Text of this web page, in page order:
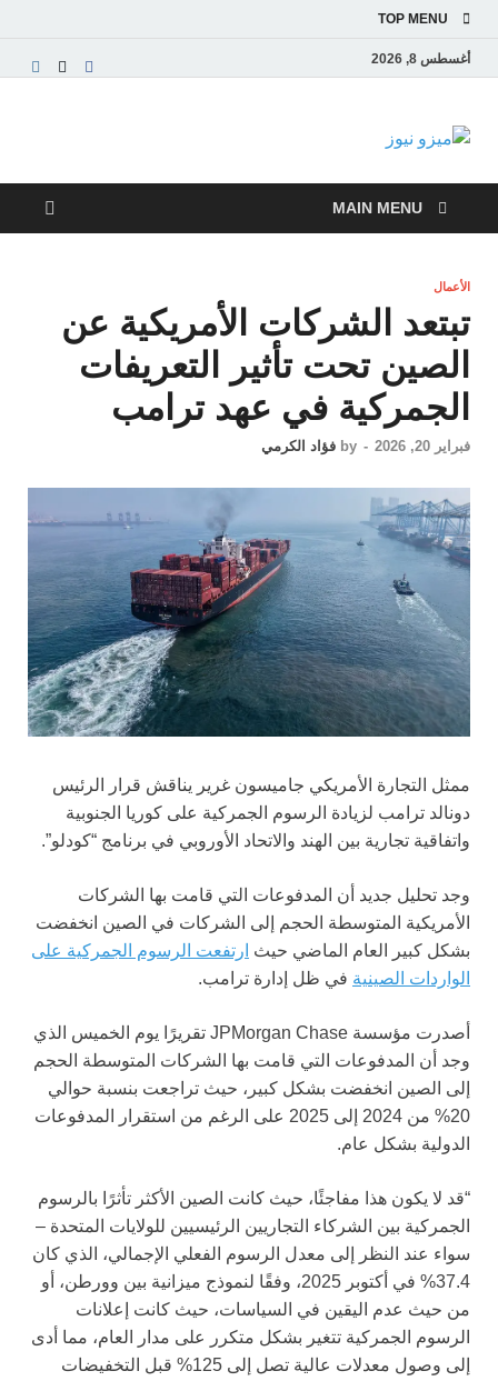
TOP MENU
أغسطس 8, 2026
ميزو نيوز
والاقتصادية
MAIN MENU
الأعمال
تبتعد الشركات الأمريكية عن
الصين تحت تأثير التعريفات
الجمركية في عهد ترامب
فبراير 20, 2026 -
by فؤاد الكرمي
ممثل التجارة الأمريكي جاميسون غرير يناقش قرار الرئيس
دونالد ترامب لزيادة الرسوم الجمركية على كوريا الجنوبية
واتفاقية تجارية بين الهند والاتحاد الأوروبي في برنامج “كودلو”.
وجد تحليل جديد أن المدفوعات التي قامت بها الشركات
الأمريكية المتوسطة الحجم إلى الشركات في الصين انخفضت
بشكل كبير العام الماضي حيث ارتفعت الرسوم الجمركية على
الواردات الصينية في ظل إدارة ترامب.
أصدرت مؤسسة JPMorgan Chase تقريرًا يوم الخميس الذي
وجد أن المدفوعات التي قامت بها الشركات المتوسطة الحجم
إلى الصين انخفضت بشكل كبير، حيث تراجعت بنسبة حوالي
20% من 2024 إلى 2025 على الرغم من استقرار المدفوعات
الدولية بشكل عام.
“قد لا يكون هذا مفاجئًا، حيث كانت الصين الأكثر تأثرًا بالرسوم
الجمركية بين الشركاء التجاريين الرئيسيين للولايات المتحدة –
سواء عند النظر إلى معدل الرسوم الفعلي الإجمالي، الذي كان
37.4% في أكتوبر 2025، وفقًا لنموذج ميزانية بين وورطن، أو
من حيث عدم اليقين في السياسات، حيث كانت إعلانات
الرسوم الجمركية تتغير بشكل متكرر على مدار العام، مما أدى
إلى وصول معدلات عالية تصل إلى 125% قبل التخفيضات